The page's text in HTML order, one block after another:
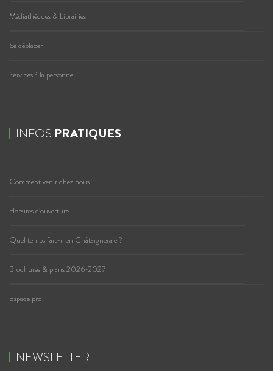
Médiathèques & Librairies
Se déplacer
Services à la personne
INFOS PRATIQUES
Comment venir chez nous ?
Horaires d’ouverture
Quel temps fait-il en Châtaigneraie ?
Brochures & plans 2026-2027
Espace pro
NEWSLETTER